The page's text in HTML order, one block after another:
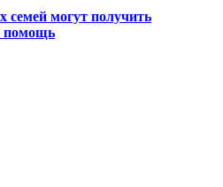
могут получить
помощь